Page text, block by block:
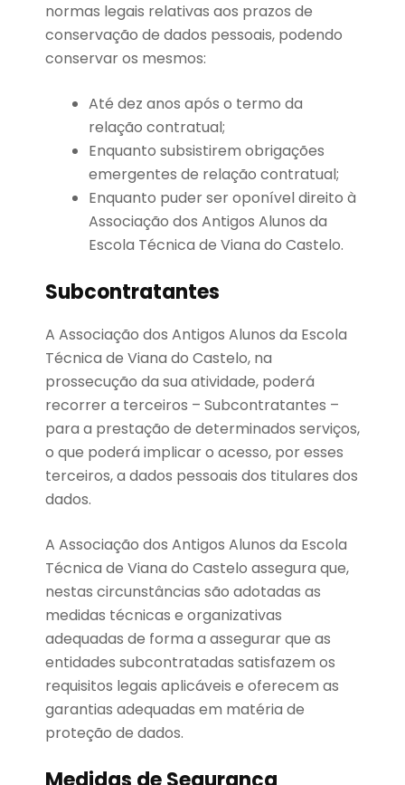
normas legais relativas aos prazos de
conservação de dados pessoais, podendo
conservar os mesmos:
Até dez anos após o termo da
relação contratual;
Enquanto subsistirem obrigações
emergentes de relação contratual;
Enquanto puder ser oponível direito à
Associação dos Antigos Alunos da
Escola Técnica de Viana do Castelo.
Subcontratantes
A Associação dos Antigos Alunos da Escola
Técnica de Viana do Castelo, na
prossecução da sua atividade, poderá
recorrer a terceiros – Subcontratantes –
para a prestação de determinados serviços,
o que poderá implicar o acesso, por esses
terceiros, a dados pessoais dos titulares dos
dados.
A Associação dos Antigos Alunos da Escola
Técnica de Viana do Castelo assegura que,
nestas circunstâncias são adotadas as
medidas técnicas e organizativas
adequadas de forma a assegurar que as
entidades subcontratadas satisfazem os
requisitos legais aplicáveis e oferecem as
garantias adequadas em matéria de
proteção de dados.